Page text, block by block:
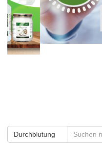
Durchblutung